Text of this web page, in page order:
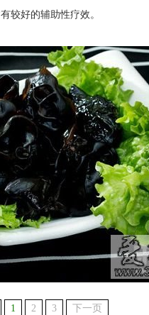
较好的辅助性疗效。
1 2 3 下一页